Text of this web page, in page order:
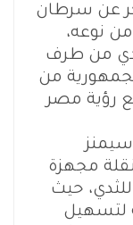
عن سرطان
من نوعه،
من طرف
من
رؤية مصر
سيمنز
8 وحدات متنقلة مجهزة
حيث
لتسهيل